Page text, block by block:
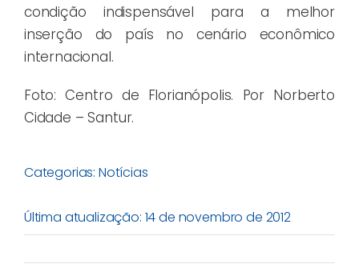
condição indispensável para a melhor
inserção do país no cenário econômico
internacional.
Foto: Centro de Florianópolis. Por Norberto
Cidade – Santur.
Categorias: Notícias
Última atualização: 14 de novembro de 2012